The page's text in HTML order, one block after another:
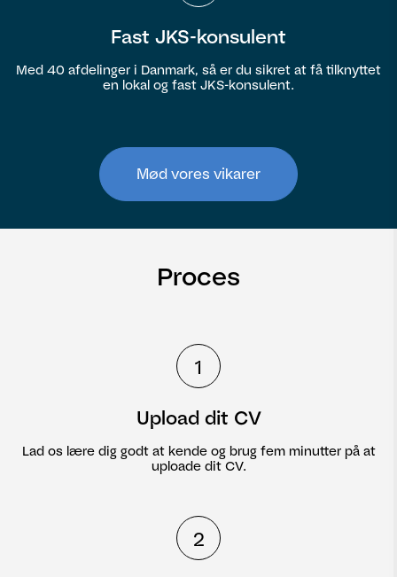
Fast JKS-konsulent
Med 40 afdelinger i Danmark, så er du sikret at få tilknyttet
en lokal og fast JKS-konsulent.
Mød vores vikarer
Proces
1
Upload dit CV
Lad os lære dig godt at kende og brug fem minutter på at
uploade dit CV.
2